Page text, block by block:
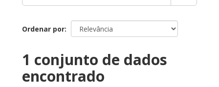
Ordenar por
1 conjunto de dados
encontrado